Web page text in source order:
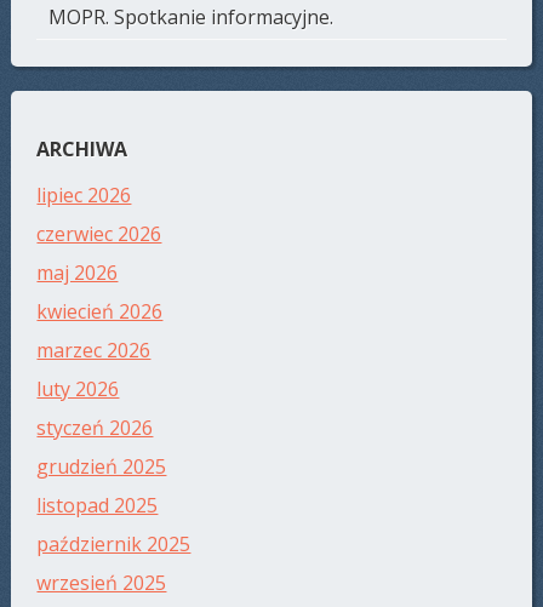
MOPR. Spotkanie informacyjne.
ARCHIWA
lipiec 2026
czerwiec 2026
maj 2026
kwiecień 2026
marzec 2026
luty 2026
styczeń 2026
grudzień 2025
listopad 2025
październik 2025
wrzesień 2025